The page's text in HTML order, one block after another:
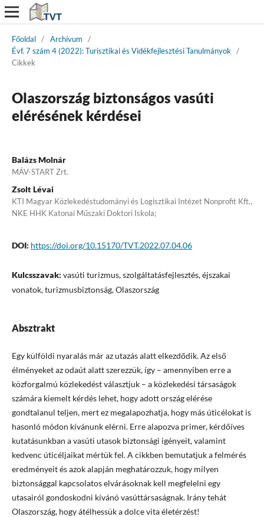
Főoldal / Archívum
/
Évf. 7 szám 4 (2022): Turisztikai és Vidékfejlesztési Tanulmányok /
Cikkek
Olaszország biztonságos vasúti
elérésének kérdései
Balázs Molnár
MÁV-START Zrt.
Zsolt Lévai
KTI Magyar Közlekedéstudományi és Logisztikai Intézet Nonprofit Kft.,
NKE HHK Katonai Műszaki Doktori Iskola;
DOI: https://doi.org/10.15170/TVT.2022.07.04.06
Kulcsszavak: vasúti turizmus, szolgáltatásfejlesztés, éjszakai
vonatok, turizmusbiztonság, Olaszország
Absztrakt
Egy külföldi nyaralás már az utazás alatt elkezdődik. Az első
élményeket az odaút alatt szerezzük, így – amennyiben erre a
közforgalmú közlekedést választjuk – a közlekedési társaságok
számára kiemelt kérdés lehet, hogy adott ország elérése
gondtalanul teljen, mert ez megalapozhatja, hogy más úticélokat is
hasonló módon kívánunk elérni. Erre alapozva primer, kérdőíves
kutatásunkban a vasúti utasok biztonsági igényeit, valamint
kedvenc úticéljaikat mértük fel. A cikkben bemutatjuk a felmérés
eredményeit és azok alapján meghatározzuk, hogy milyen
biztonsággal kapcsolatos elvárásoknak kell megfelelni egy
utasairól gondoskodni kívánó vasúttársaságnak. Irány tehát
Olaszország, hogy átélhessük a dolce vita életérzést!